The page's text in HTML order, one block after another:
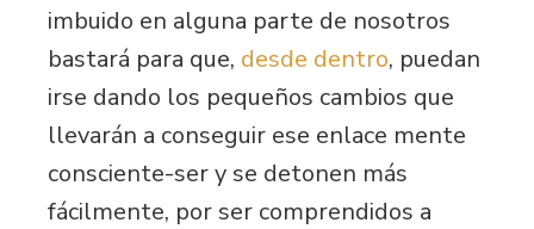
imbuido en alguna parte de nosotros
bastará para que, desde dentro, puedan
irse dando los pequeños cambios que
llevarán a conseguir ese enlace mente
consciente-ser y se detonen más
fácilmente, por ser comprendidos a